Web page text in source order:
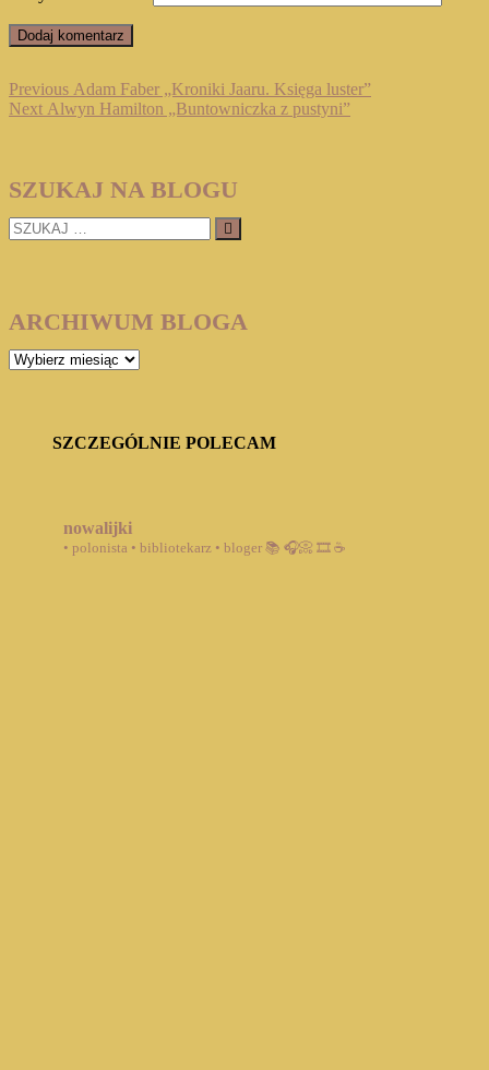
Nawigacja
wpisu
Previous Previous
post:
Adam Faber „Kroniki Jaaru. Księga luster”
Next Next
Alwyn Hamilton „Buntowniczka z pustyni”
SZUKAJ NA BLOGU
SZUKAJ
…
ARCHIWUM BLOGA
ARCHIWUM
SZCZEGÓLNIE POLECAM
nowalijki
• polonista • bibliotekarz • bloger 📚 🎧📀 🎞️ ☕️